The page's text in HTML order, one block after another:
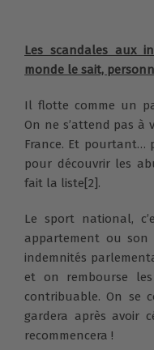
Les scandales aux
monde le sait,
Il flotte comme un
On ne s’attend pas à
France. Et pourtant…
pour découvrir les
fait la liste [2] .
Le sport national,
appartement ou son
indemnités
et on rembourse
contribuable. On se
gardera après avoir
recommencera !